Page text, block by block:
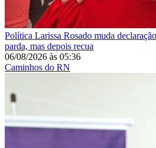
Política Larissa Rosado muda
parda, mas depois recua
06/08/2026 às 05:36
Caminhos do RN